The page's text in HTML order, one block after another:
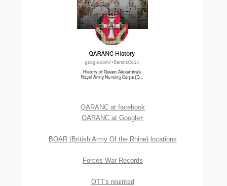
QARANC at facebook
QARANC at Google+
BOAR (British Army Of the Rhine) locations
Forces War Records
OTT's reuinted